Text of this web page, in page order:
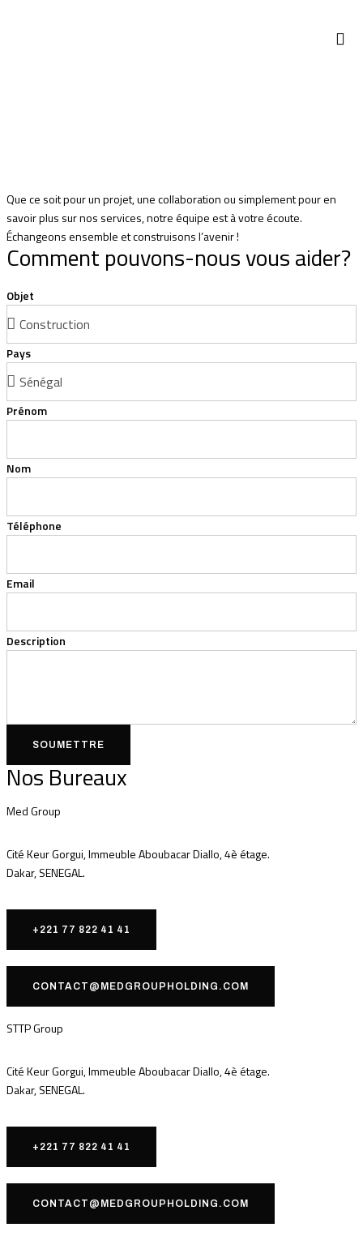
Que ce soit pour un projet, une collaboration ou simplement pour en
savoir plus sur nos services, notre équipe est à votre écoute.
Échangeons ensemble et construisons l’avenir !
Comment pouvons-nous vous aider?
Objet
Pays
Prénom
Nom
Téléphone
Email
Description
SOUMETTRE
Nos Bureaux
Med Group
Cité Keur Gorgui, Immeuble Aboubacar Diallo, 4è étage.
Dakar, SENEGAL.
+221 77 822 41 41
CONTACT@MEDGROUPHOLDING.COM
STTP Group
Cité Keur Gorgui, Immeuble Aboubacar Diallo, 4è étage.
Dakar, SENEGAL.
+221 77 822 41 41
CONTACT@MEDGROUPHOLDING.COM